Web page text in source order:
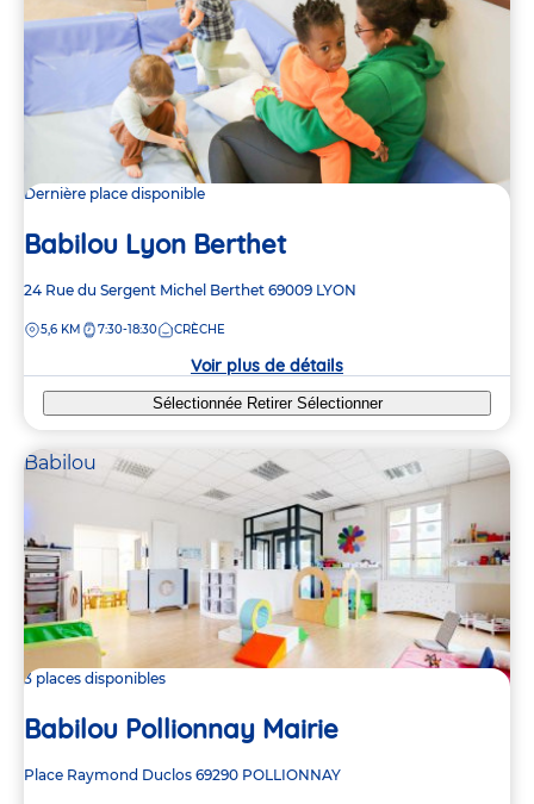
Dernière place disponible
Babilou Lyon Berthet
Adresse
la
24 Rue du Sergent Michel Berthet 69009 LYON
DISTANCE
5,6 KM 7:30-18:30 CRÈCHE
Voir plus de détails
Sélectionnée Retirer Sélectionner
Babilou
3 places disponibles
Babilou Pollionnay Mairie
Adresse
Place Raymond Duclos 69290 POLLIONNAY